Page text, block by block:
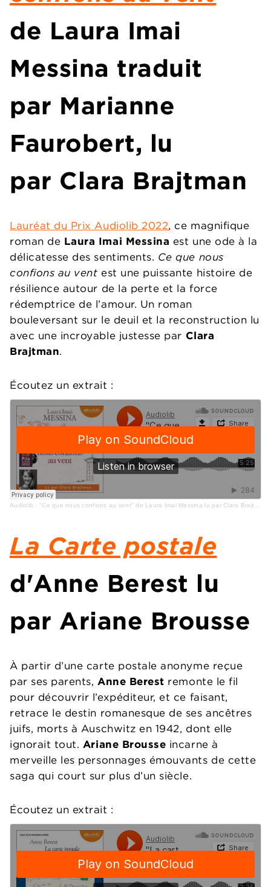
de Laura Imai
Messina traduit
par Marianne
Faurobert, lu
par Clara Brajtman
Lauréat du Prix Audiolib 2022, ce magnifique
roman de Laura Imai Messina est une ode à la
délicatesse des sentiments. Ce que nous
confions au vent est une puissante histoire de
résilience autour de la perte et la force
rédemptrice de l’amour. Un roman
bouleversant sur le deuil et la reconstruction lu
avec une incroyable justesse par Clara
Brajtman.
Écoutez un extrait :
Audiolib · "Ce que nous confions au vent" de Laura Imai Messina lu par Clara Brajtman
La Carte postale
d'Anne Berest lu
par Ariane Brousse
À partir d’une carte postale anonyme reçue
par ses parents,Anne Berest remonte le fil
pour découvrir l’expéditeur, et ce faisant,
retrace le destin romanesque de ses ancêtres
juifs, morts à Auschwitz en 1942, dont elle
ignorait tout. Ariane Brousse incarne à
merveille les personnages émouvants de cette
saga qui court sur plus d’un siècle.
Écoutez un extrait :